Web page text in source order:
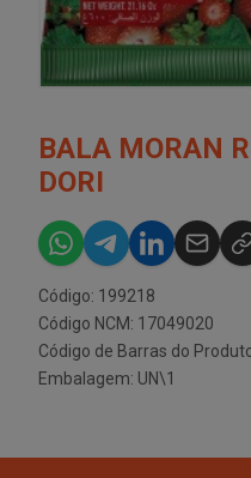
BALA MORAN
DORI
Código: 199218
Código NCM: 17049020
Código de Barras do
Embalagem: UN\1